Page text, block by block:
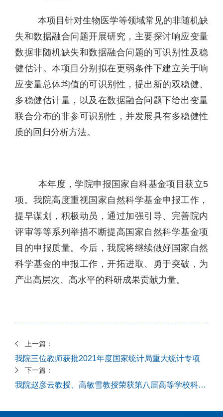
本项目针对生物医学等领域常见的非随机缺
失和数据融合问题开展研究，主要探讨响应变量
数据非随机缺失和数据融合问题的可识别性及稳
健估计。本项目分别拟在更弱条件下建立关于响
应变量总体均值的可识别性，提出新的双稳健、
多稳健估计量，以及在数据融合问题下给出变量
联合分布的非参可识别性，并发展具有多稳健性
质的回归分析方法。
本年度，学院申报国家自科基金项目获立5
项。我院高度重视国家自然科学基金申报工作，
提早谋划，积极动员，通过加强引导、完善院内
评审等等系列举措不断提高国家自然科学基金项
目的申报质量。今后，我院将继续做好国家自然
科学基金的申报工作，开拓进取、勇于突破，为
产出高层次、高水平的科研成果贡献力量。
上一篇：
我院三位教师获批2021年度国家统计局重大统计专项
下一篇：
我院赵彦云教授、高敏雪教授荣获第八届高等学校科学研究优秀成果奖（人文社会科学）